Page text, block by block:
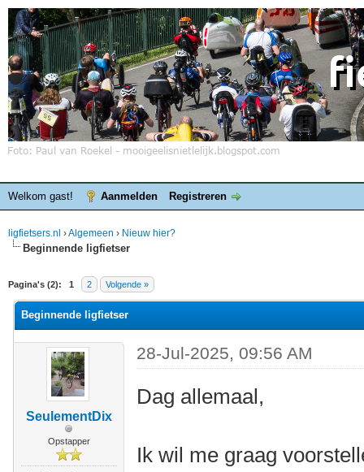
Welkom gast! Aanmelden Registreren
ligfietsers.nl ›Algemeen › Nieuw hier?
Beginnende ligfietser
Pagina's (2): 1 2 Volgende »
waardering is 0
Beginnende ligfietser
SeulementDix
Opstapper
28-Jul-2025, 09:56 AM
Dag allemaal,
Ik wil me graag